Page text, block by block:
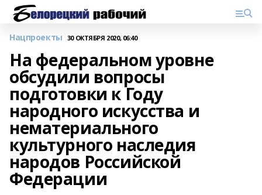
Нацпроекты 30 ОКТЯБРЯ 2020, 06:40
На федеральном уровне
обсудили вопросы
подготовки к Году
народного искусства и
нематериального
культурного наследия
народов Российской
Федерации